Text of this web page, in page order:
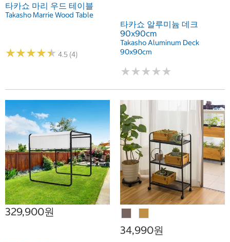
타카쇼 마리 우드 테이블
Takasho Marrie Wood Table
★★★★★
★★★★★ 4.5 (4)
타카쇼 알루미늄 데크
90x90cm
Takasho Aluminum Deck
90x90cm
★★★★★
★★★★★
329,900원
34,990원